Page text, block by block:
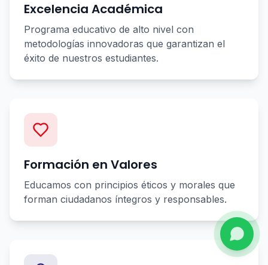
Excelencia Académica
Programa educativo de alto nivel con
metodologías innovadoras que garantizan el
éxito de nuestros estudiantes.
Formación en Valores
Educamos con principios éticos y morales que
forman ciudadanos íntegros y responsables.